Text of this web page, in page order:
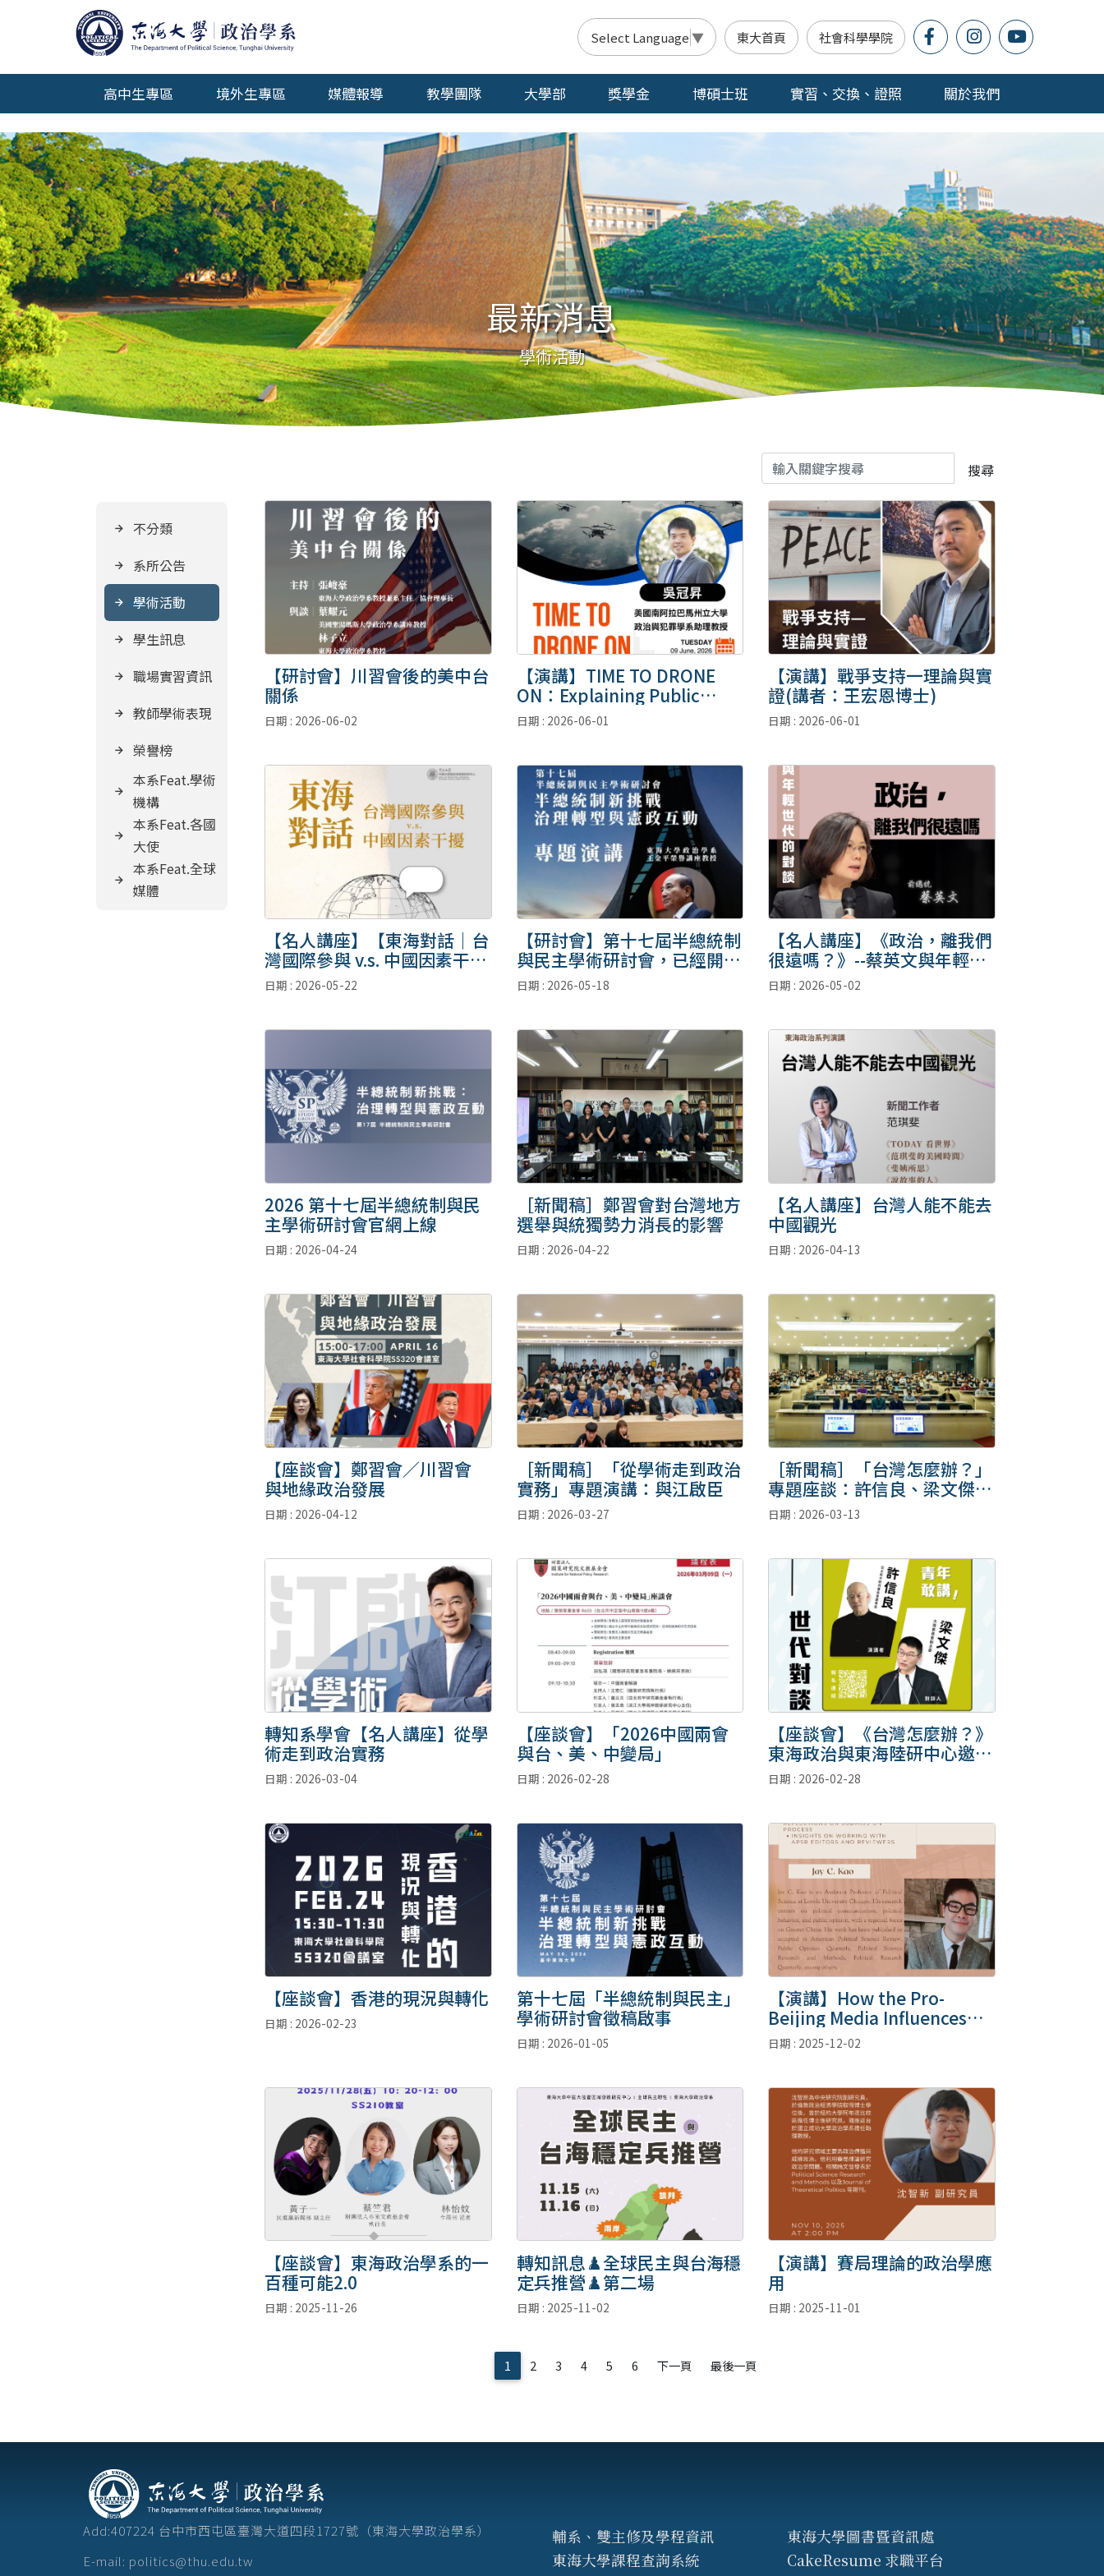
Select Language ▼ 東大首頁 社會科學學院
高中生專區 境外生專區 媒體報導 教學團隊 大學部 獎學金 博碩士班 實習、交換、證照 關於我們
最新消息
學術活動
不分類
系所公告
學術活動
學生訊息
職場實習資訊
教師學術表現
榮譽榜
本系Feat.學術
機構
本系Feat.各國
大使
本系Feat.全球
媒體
搜尋
【研討會】川習會後的美中台
關係
日期 : 2026-06-02
【演講】TIME TO DRONE
ON：Explaining Public
Support for Drone Warfare
日期 : 2026-06-01
【演講】戰爭支持一理論與實
證(講者：王宏恩博士)
日期 : 2026-06-01
【名人講座】【東海對話｜台
灣國際參與 v.s. 中國因素干
擾】
日期 : 2026-05-22
【研討會】第十七屆半總統制
與民主學術研討會，已經開始
報名。
日期 : 2026-05-18
【名人講座】《政治，離我們
很遠嗎？》--蔡英文與年輕世
代的對談<更新>
日期 : 2026-05-02
2026 第十七屆半總統制與民
主學術研討會官網上線
日期 : 2026-04-24
［新聞稿］鄭習會對台灣地方
選舉與統獨勢力消長的影響
日期 : 2026-04-22
【名人講座】台灣人能不能去
中國觀光
日期 : 2026-04-13
【座談會】鄭習會／川習會
與地緣政治發展
日期 : 2026-04-12
［新聞稿］「從學術走到政治
實務」專題演講：與江啟臣
日期 : 2026-03-27
［新聞稿］「台灣怎麼辦？」
專題座談：許信良、梁文傑同
台對談
日期 : 2026-03-13
轉知系學會【名人講座】從學
術走到政治實務
日期 : 2026-03-04
【座談會】「2026中國兩會
與台、美、中變局」
日期 : 2026-02-28
【座談會】《台灣怎麼辦？》
東海政治與東海陸研中心邀請
許信良先生主題演講、梁文傑
副主委與談！
日期 : 2026-02-28
【座談會】香港的現況與轉化
日期 : 2026-02-23
第十七屆「半總統制與民主」
學術研討會徵稿啟事
日期 : 2026-01-05
【演講】How the Pro-
Beijing Media Influences
Voters
日期 : 2025-12-02
【座談會】東海政治學系的一
百種可能2.0
日期 : 2025-11-26
轉知訊息♟️全球民主與台海穩
定兵推營♟️第二場
日期 : 2025-11-02
【演講】賽局理論的政治學應
用
日期 : 2025-11-01
1 2 3 4 5 6 下一頁 最後一頁
輔系、雙主修及學程資訊
東海大學圖書暨資訊處
東海大學課程查詢系統
CakeResume 求職平台
Add:407224 台中市西屯區臺灣大道四段1727號（東海大學政治學系）
E-mail: politics@thu.edu.tw